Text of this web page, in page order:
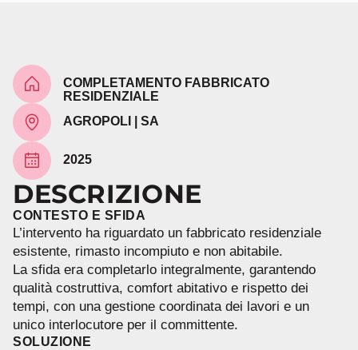
COMPLETAMENTO FABBRICATO
RESIDENZIALE
AGROPOLI | SA
2025
DESCRIZIONE
CONTESTO E SFIDA
L’intervento ha riguardato un fabbricato residenziale
esistente, rimasto incompiuto e non abitabile.
La sfida era completarlo integralmente, garantendo
qualità costruttiva, comfort abitativo e rispetto dei
tempi, con una gestione coordinata dei lavori e un
unico interlocutore per il committente.
SOLUZIONE